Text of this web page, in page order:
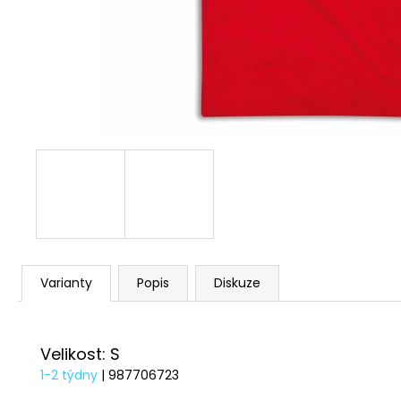
Varianty Popis Diskuze
Velikost: S
1-2 týdny | 987706723